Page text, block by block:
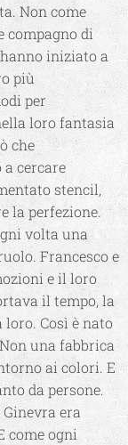
Non come
compagno di
iniziato a
più
per
loro fantasia
che
cercare
stencil,
la perfezione.
volta una
Francesco e
e il loro
il tempo, la
loro. Così è nato
una fabbrica
ai colori. E
da persone.
era
come ogni